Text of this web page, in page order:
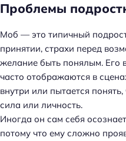
Проблемы
Моб — это типичный
принятии, страхи перед
желание быть понялым. Его
часто отображаются в
внутри или пытается
сила или личность.
Иногда он сам себя
потому что ему сложно